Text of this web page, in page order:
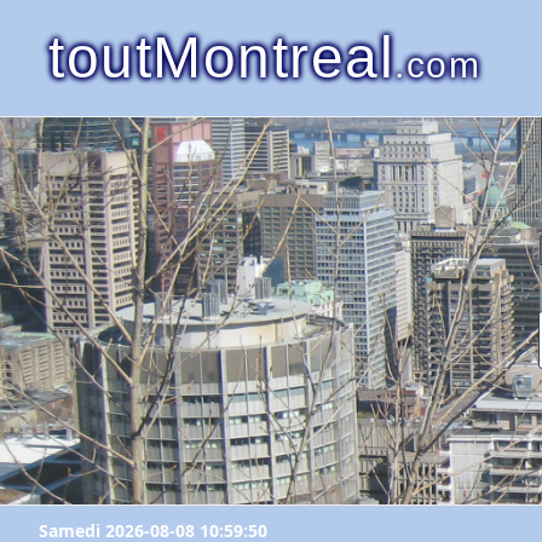
toutMontreal.com
Samedi 2026-08-08 10:59:50